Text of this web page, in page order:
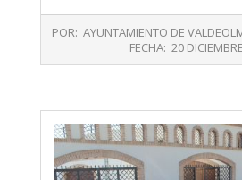
12-
20
POR: AYUNTAMIENTO DE
FECHA: 20